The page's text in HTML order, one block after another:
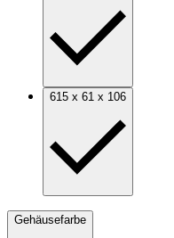
615 x 61 x 106
Gehäusefarbe